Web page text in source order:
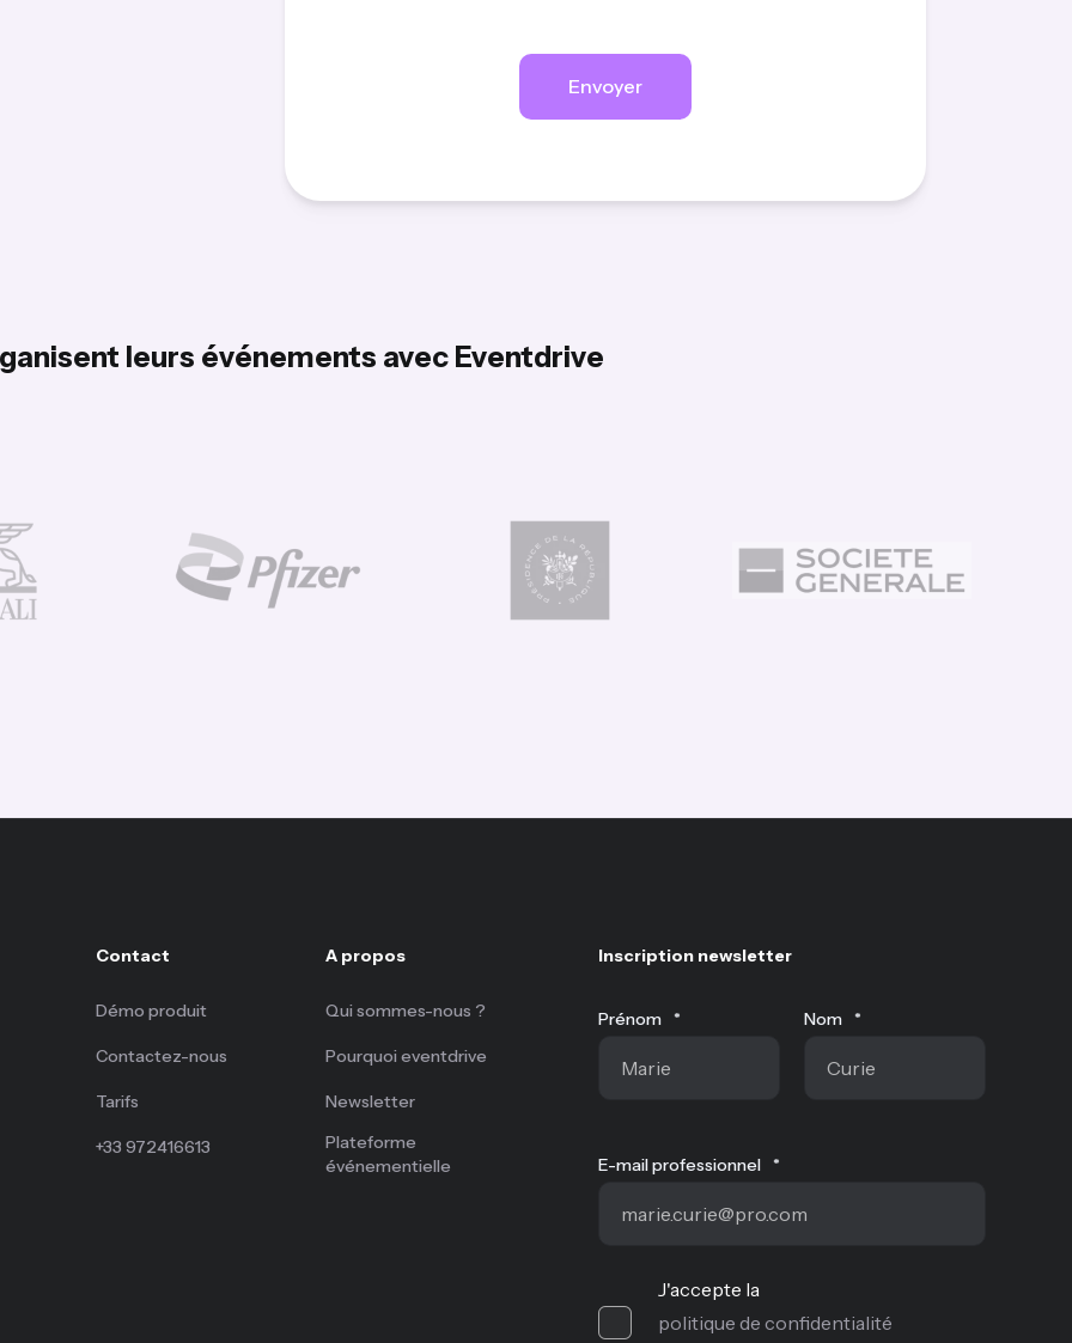
leurs événements avec Eventdrive
Contact
Démo produit
Contactez-nous
Tarifs
+33 972416613
A propos
Qui sommes-nous ?
Pourquoi eventdrive
Newsletter
Plateforme
événementielle
Inscription newsletter
Prénom * Nom *
E-mail professionnel *
J'accepte la
politique de confidentialité